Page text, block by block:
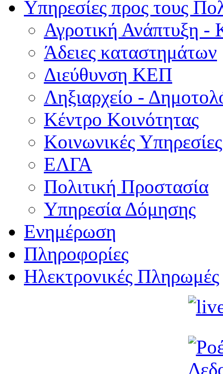
Υπηρεσίες προς τους
Αγροτική Ανάπτυξη -
Άδειες καταστημάτων
Διεύθυνση ΚΕΠ
Ληξιαρχείο -
Κέντρο Κοινότητας
Κοινωνικές Υπηρεσίες
ΕΛΓΑ
Πολιτική Προστασία
Υπηρεσία Δόμησης
Ενημέρωση
Πληροφορίες
Ηλεκτρονικές Πληρωμές